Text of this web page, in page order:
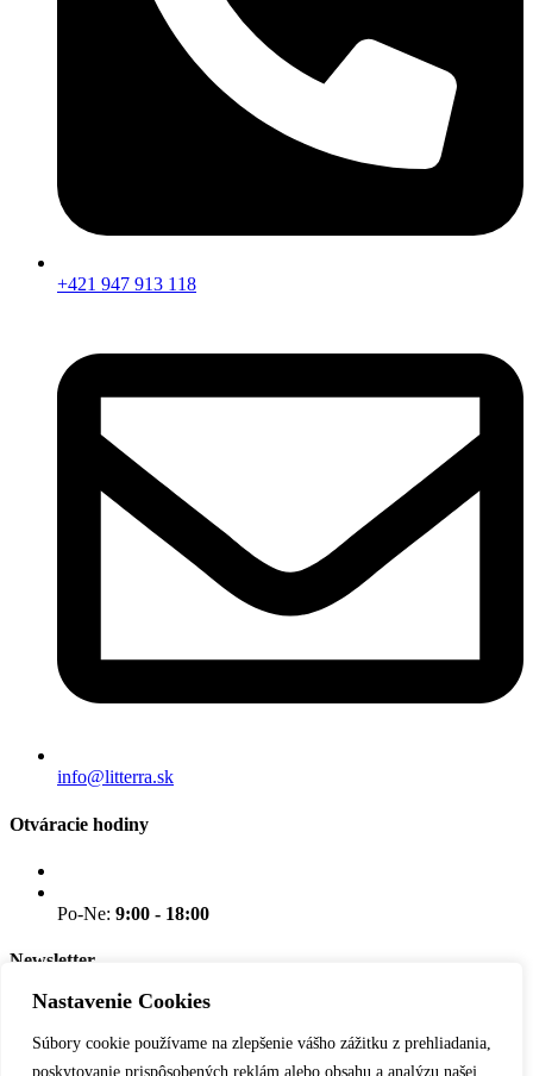
Nastavenie Cookies
Súbory cookie používame na zlepšenie vášho zážitku z prehliadania,
poskytovanie prispôsobených reklám alebo obsahu a analýzu našej
+421 947 913 118
info@litterra.sk
Otváracie hodiny
Po-Ne: 9:00 - 18:00
Newsletter
Nenechajte si ujsť novinky.
E-mail